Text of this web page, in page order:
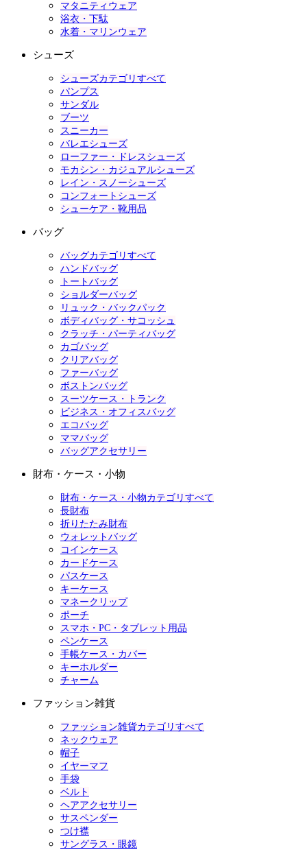
マタニティウェア
浴衣・下駄
水着・マリンウェア
シューズ
シューズカテゴリすべて
パンプス
サンダル
ブーツ
スニーカー
バレエシューズ
ローファー・ドレスシューズ
モカシン・カジュアルシューズ
レイン・スノーシューズ
コンフォートシューズ
シューケア・靴用品
バッグ
バッグカテゴリすべて
ハンドバッグ
トートバッグ
ショルダーバッグ
リュック・バックパック
ボディバッグ・サコッシュ
クラッチ・パーティバッグ
カゴバッグ
クリアバッグ
ファーバッグ
ボストンバッグ
スーツケース・トランク
ビジネス・オフィスバッグ
エコバッグ
ママバッグ
バッグアクセサリー
財布・ケース・小物
財布・ケース・小物カテゴリすべて
長財布
折りたたみ財布
ウォレットバッグ
コインケース
カードケース
パスケース
キーケース
マネークリップ
ポーチ
スマホ・PC・タブレット用品
ペンケース
手帳ケース・カバー
キーホルダー
チャーム
ファッション雑貨
ファッション雑貨カテゴリすべて
ネックウェア
帽子
イヤーマフ
手袋
ベルト
ヘアアクセサリー
サスペンダー
つけ襟
サングラス・眼鏡